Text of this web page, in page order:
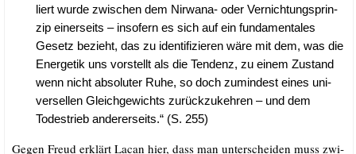
liert wur­de zwi­schen dem Nir­wa­na- oder Ver­nich­tungs­prin­
zip einer­seits – inso­fern es sich auf ein fun­da­men­ta­les
Gesetz bezieht, das zu iden­ti­fi­zie­ren wäre mit dem, was die
Energe­tik uns vor­stellt als die Ten­denz, zu einem Zustand
wenn nicht abso­lu­ter Ruhe, so doch zumin­dest eines uni­
ver­sel­len Gleich­ge­wichts zurück­zu­keh­ren – und dem
Todes­trieb ande­rer­seits.“ (S. 255)
Gegen Freud erklärt Lacan hier, dass man unter­schei­den muss zwi­